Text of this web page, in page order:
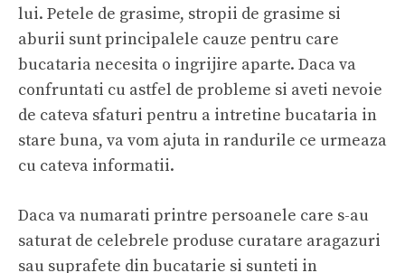
lui. Petele de grasime, stropii de grasime si
aburii sunt principalele cauze pentru care
bucataria necesita o ingrijire aparte. Daca va
confruntati cu astfel de probleme si aveti nevoie
de cateva sfaturi pentru a intretine bucataria in
stare buna, va vom ajuta in randurile ce urmeaza
cu cateva informatii.
Daca va numarati printre persoanele care s-au
saturat de celebrele produse curatare aragazuri
sau suprafete din bucatarie si sunteti in